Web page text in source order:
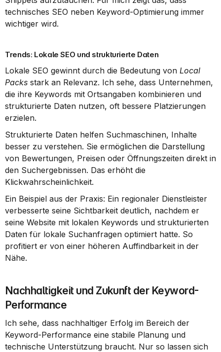
technisches SEO neben Keyword-Optimierung immer
wichtiger wird.
Trends: Lokale SEO und strukturierte Daten
Lokale SEO gewinnt durch die Bedeutung von Local
Packs stark an Relevanz. Ich sehe, dass Unternehmen,
die ihre Keywords mit Ortsangaben kombinieren und
strukturierte Daten nutzen, oft bessere Platzierungen
erzielen.
Strukturierte Daten helfen Suchmaschinen, Inhalte
besser zu verstehen. Sie ermöglichen die Darstellung
von Bewertungen, Preisen oder Öffnungszeiten direkt in
den Suchergebnissen. Das erhöht die
Klickwahrscheinlichkeit.
Ein Beispiel aus der Praxis: Ein regionaler Dienstleister
verbesserte seine Sichtbarkeit deutlich, nachdem er
seine Website mit lokalen Keywords und strukturierten
Daten für lokale Suchanfragen optimiert hatte. So
profitiert er von einer höheren Auffindbarkeit in der
Nähe.
Nachhaltigkeit und Zukunft der Keyword-
Performance
Ich sehe, dass nachhaltiger Erfolg im Bereich der
Keyword-Performance eine stabile Planung und
technische Unterstützung braucht. Nur so lassen sich